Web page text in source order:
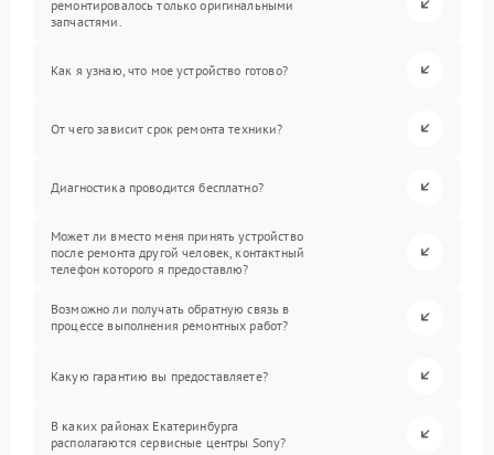
ремонтировалось только оригинальными
запчастями.
Как я узнаю, что мое устройство готово?
От чего зависит срок ремонта техники?
Диагностика проводится бесплатно?
Может ли вместо меня принять устройство
после ремонта другой человек, контактный
телефон которого я предоставлю?
Возможно ли получать обратную связь в
процессе выполнения ремонтных работ?
Какую гарантию вы предоставляете?
В каких районах Екатеринбурга
располагаются сервисные центры Sony?